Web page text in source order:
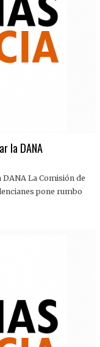
la DANA
La Comisión de
pone rumbo